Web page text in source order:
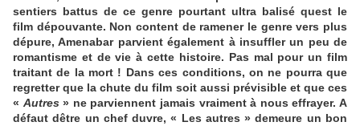
sentiers battus de ce genre pourtant ultra balisé quest le
film dépouvante. Non content de ramener le genre vers plus
dépure, Amenabar parvient également à insuffler un peu de
romantisme et de vie à cette histoire. Pas mal pour un film
traitant de la mort ! Dans ces conditions, on ne pourra que
regretter que la chute du film soit aussi prévisible et que ces
« Autres» ne parviennent jamais vraiment à nous effrayer. A
défaut dêtre un chef duvre, « Les autres » demeure un bon